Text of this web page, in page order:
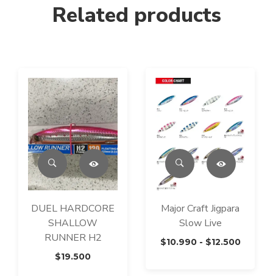
Related products
DUEL HARDCORE
SHALLOW
RUNNER H2
$19.500
Major Craft Jigpara
Slow Live
$10.990 - $12.500Rango